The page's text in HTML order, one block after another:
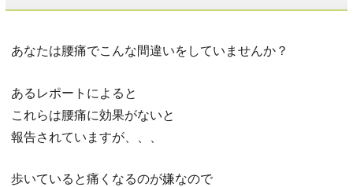
あなたは腰痛でこんな間違いをしていませんか？
あるレポートによると
これらは腰痛に効果がないと
報告されていますが、、、
歩いていると痛くなるのが嫌なので